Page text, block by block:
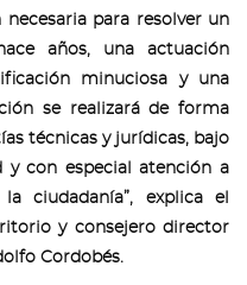
para resolver un
años, una actuación
minuciosa y una
se realizará de forma
técnicas y jurídicas, bajo
y con especial atención a
ciudadanía”, explica el
y consejero director
Cordobés.